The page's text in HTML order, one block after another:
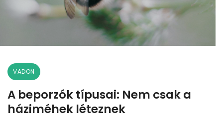
VADON
A beporzók típusai: Nem csak a
háziméhek léteznek